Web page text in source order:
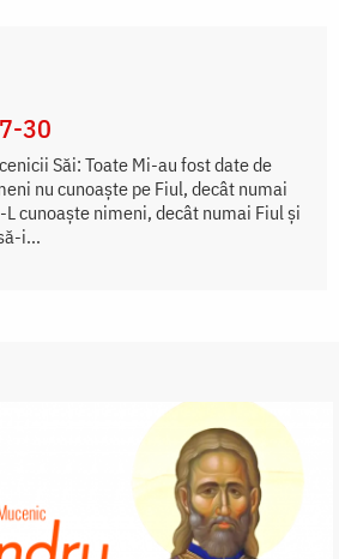
30
Săi: Toate Mi-au fost date de
nu cunoaște pe Fiul, decât numai
L cunoaște nimeni, decât numai Fiul și
i...